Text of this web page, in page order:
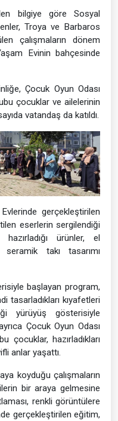
bilgiye göre Sosyal
Troya ve Barbaros
çalışmaların dönem
Evinin bahçesinde
Çocuk Oyun Odası
çocuklar ve ailelerinin
vatandaş da katıldı.
gerçekleştirilen
eserlerin sergilendiği
ürünler, el
takı tasarımı
başlayan program,
tasarladıkları kıyafetleri
yürüyüş gösterisiyle
Çocuk Oyun Odası
çocuklar, hazırladıkları
anlar yaşattı.
koyduğu çalışmaların
bir araya gelmesine
renkli görüntülere
gerçekleştirilen eğitim,